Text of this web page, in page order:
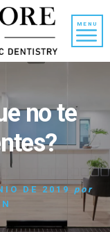
MENU
no te
DE 2019
por